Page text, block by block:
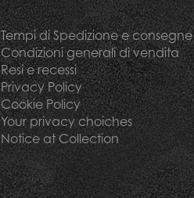
Tempi di Spedizione e consegne
Condizioni generali di vendita
Resi e recessi
Privacy Policy
Cookie Policy
Your privacy choiches
Notice at Collection